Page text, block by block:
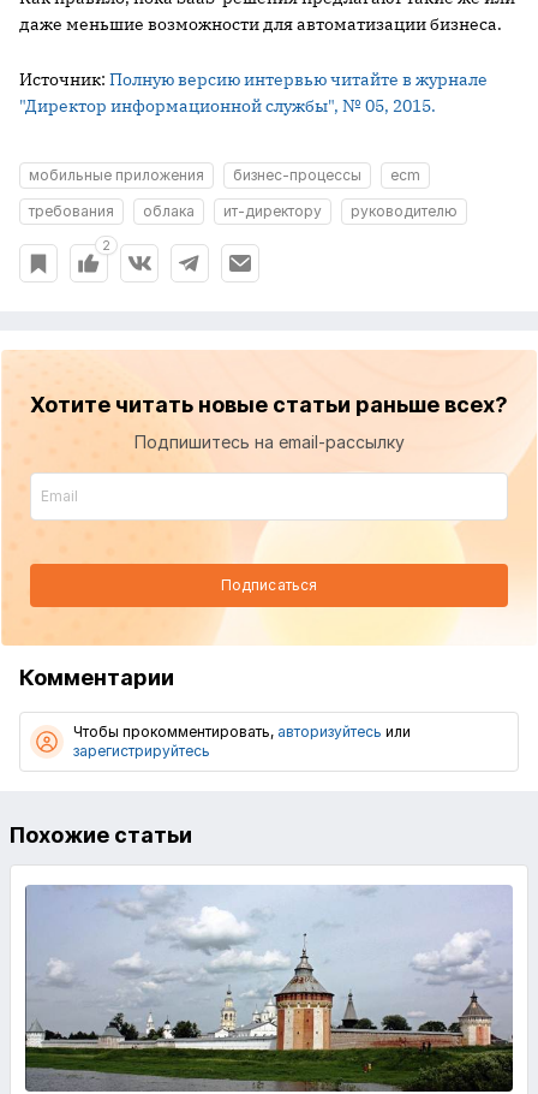
даже меньшие возможности для автоматизации бизнеса.
Источник: Полную версию интервью читайте в журнале
"Директор информационной службы", № 05, 2015.
мобильные приложения бизнес-процессы
ecm
требования
облака ит-директору руководителю
2
Хотите читать новые статьи раньше всех?
Подпишитесь на email-рассылку
Подписаться
Комментарии
Чтобы прокомментировать, авторизуйтесь или
зарегистрируйтесь
Похожие статьи